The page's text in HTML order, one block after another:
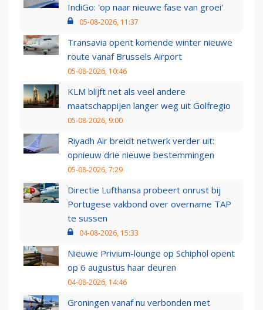
IndiGo: 'op naar nieuwe fase van groei'
05-08-2026, 11:37
Transavia opent komende winter nieuwe
route vanaf Brussels Airport
05-08-2026, 10:46
KLM blijft net als veel andere
maatschappijen langer weg uit Golfregio
05-08-2026, 9:00
Riyadh Air breidt netwerk verder uit:
opnieuw drie nieuwe bestemmingen
05-08-2026, 7:29
Directie Lufthansa probeert onrust bij
Portugese vakbond over overname TAP
te sussen
04-08-2026, 15:33
Nieuwe Privium-lounge op Schiphol opent
op 6 augustus haar deuren
04-08-2026, 14:46
Groningen vanaf nu verbonden met